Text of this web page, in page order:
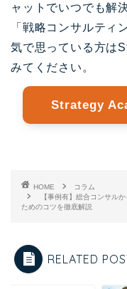
ャットでいつでも解
「戦略コンサルティ
気で思っている方は
みてください。
Strategy
HOME
コラム
【事例有】総合コンサル
ためのコツを徹底解説
RELATED